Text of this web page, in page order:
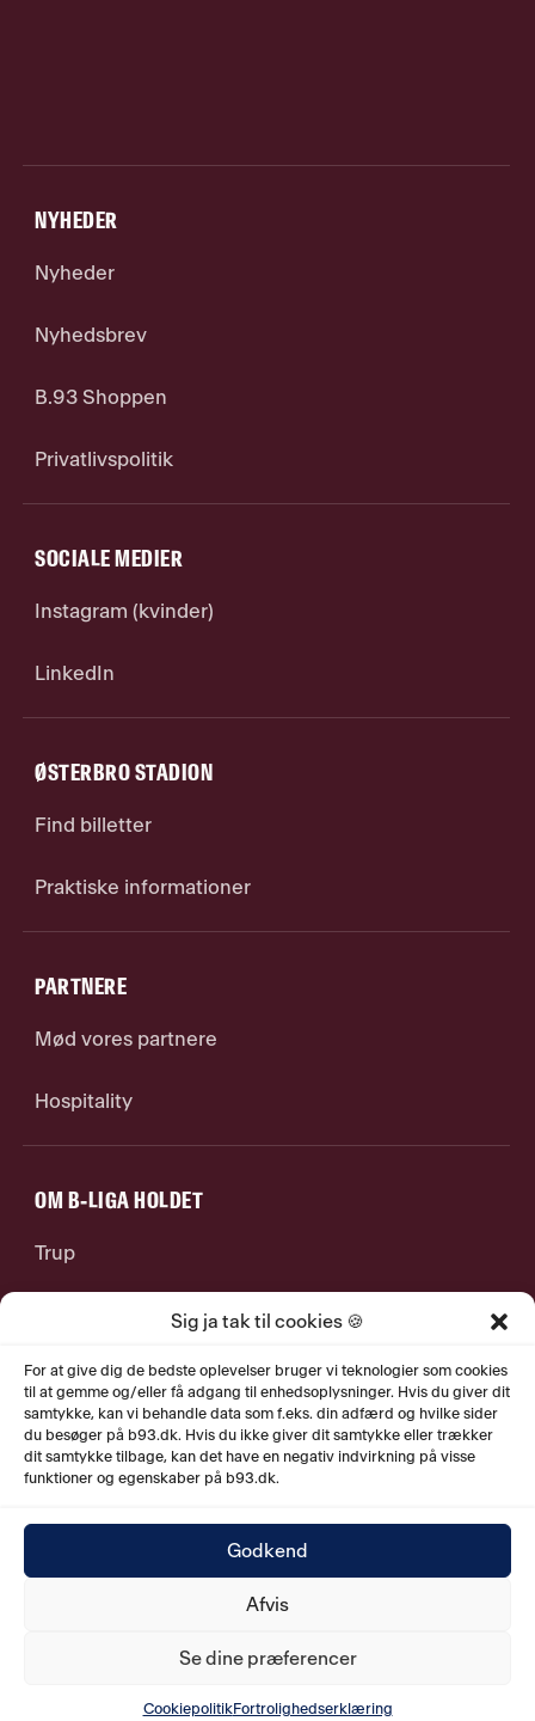
Sig ja tak til cookies 🍪
For at give dig de bedste oplevelser bruger vi teknologier som cookies
til at gemme og/eller få adgang til enhedsoplysninger. Hvis du giver dit
samtykke, kan vi behandle data som f.eks. din adfærd og hvilke sider
du besøger på b93.dk. Hvis du ikke giver dit samtykke eller trækker
dit samtykke tilbage, kan det have en negativ indvirkning på visse
funktioner og egenskaber på b93.dk.
Godkend
Afvis
Se dine præferencer
CookiepolitikFortrolighedserklæring
NYHEDER
Nyheder
Nyhedsbrev
B.93 Shoppen
Privatlivspolitik
SOCIALE MEDIER
Instagram (kvinder)
LinkedIn
ØSTERBRO STADION
Find billetter
Praktiske informationer
PARTNERE
Mød vores partnere
Hospitality
OM B-LIGA HOLDET
Trup
Jobs
Historie
Østerbrogade 79, 1. sal